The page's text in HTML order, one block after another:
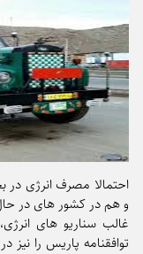
احتمالا مصرف انرژی
و هم در کشور های در
غالب سناریو های
توافقنامه پاریس را